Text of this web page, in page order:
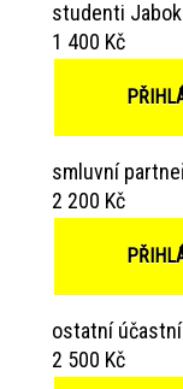
studenti
1 400 Kč
smluvní
2 200 Kč
ostatní
2 500 Kč